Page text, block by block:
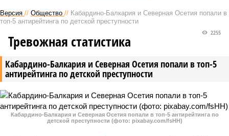
Версия // Общество // Кабардино-Балкария и Северная Осетия попали в
топ-5 антирейтинга по детской преступности
Кабардино-Балкария и Северная Осетия попали в топ-5
антирейтинга по детской преступности
2255
Тревожная статистика
Кабардино-Балкария и Северная Осетия попали в топ-5 антирейтинга по
детской преступности (фото: pixabay.com/fsHH)